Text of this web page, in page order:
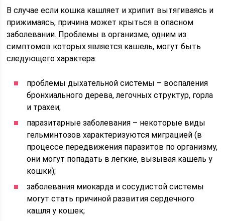
В случае если кошка кашляет и хрипит вытягиваясь и
прижимаясь, причина может крыться в опасном
заболевании. Проблемы в организме, одним из
симптомов которых является кашель, могут быть
следующего характера:
проблемы дыхательной системы – воспаления
бронхиального дерева, легочных структур, горла
и трахеи;
паразитарные заболевания – некоторые виды
гельминтозов характеризуются миграцией (в
процессе передвижения паразитов по организму,
они могут попадать в легкие, вызывая кашель у
кошки);
заболевания миокарда и сосудистой системы
могут стать причиной развития сердечного
кашля у кошек;